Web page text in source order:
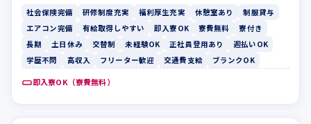
社会保険完備 研修制度充実 福利厚生充実 休憩室あり
制服貸与
エアコン完備
有給取得しやすい 即入寮OK 寮費無料
寮付き
長期
土日休み 交替制 未経験OK 正社員登用あり
週払いOK
学歴不問
高収入 フリーター歓迎 交通費支給 ブランクOK
即入寮OK（寮費無料）